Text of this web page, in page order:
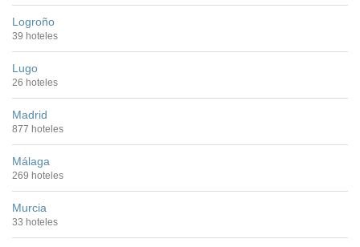
Logroño
39 hoteles
Lugo
26 hoteles
Madrid
877 hoteles
Málaga
269 hoteles
Murcia
33 hoteles